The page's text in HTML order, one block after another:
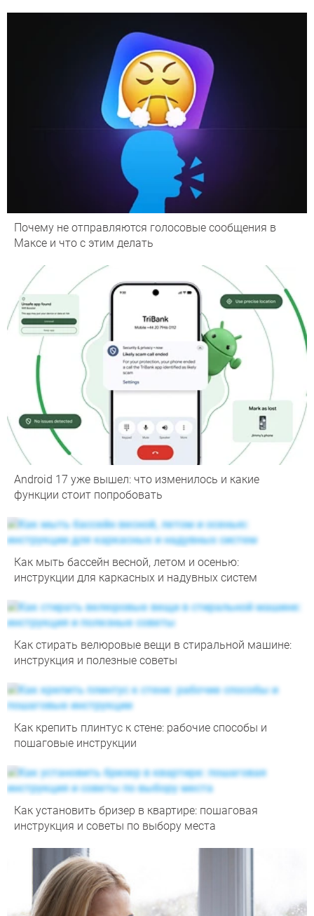
Почему не отправляются голосовые сообщения в
Максе и что с этим делать
Android 17 уже вышел: что изменилось и какие
функции стоит попробовать
Как мыть бассейн весной, летом и осенью:
инструкции для каркасных и надувных систем
Как стирать велюровые вещи в стиральной машине:
инструкция и полезные советы
Как крепить плинтус к стене: рабочие способы и
пошаговые инструкции
Как установить бризер в квартире: пошаговая
инструкция и советы по выбору места